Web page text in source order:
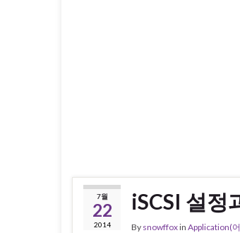
7월
22
2014
iSCSI 설
By snowffoxin Application(